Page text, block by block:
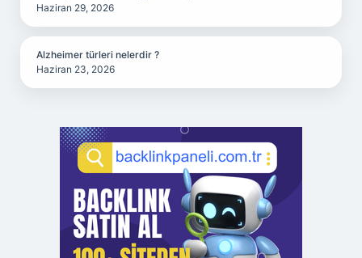
Haziran 29, 2026
Alzheimer türleri nelerdir ?
Haziran 23, 2026